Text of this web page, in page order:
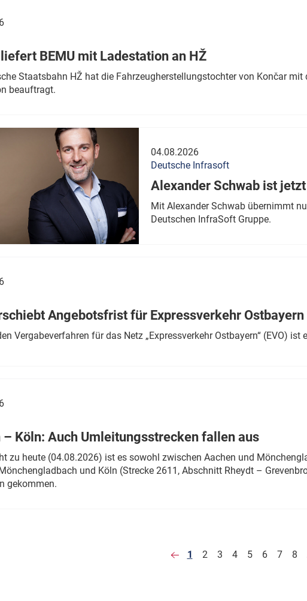
BEMU mit Ladestation an HŽ
Staatsbahn HŽ hat die Fahrzeugherstellungstochter von Končar
beauftragt.
04.08.2026
Deutsche Infrasoft
Alexander Schwab ist
Mit Alexander Schwab übernimmt
Deutschen InfraSoft Gruppe.
Angebotsfrist für Expressverkehr Ostbayern
Vergabeverfahren für das Netz „Expressverkehr Ostbayern“ (EVO)
– Köln: Auch Umleitungsstrecken fallen aus
zu heute (04.08.2026) ist es sowohl zwischen Aachen und
und Köln (Strecke 2611, Abschnitt Rheydt –
gekommen.
1 2 3 4 5 6 7 8